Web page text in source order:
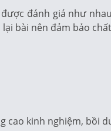
đánh giá như
bài nên đảm bảo
cao kinh nghiệm, bồi